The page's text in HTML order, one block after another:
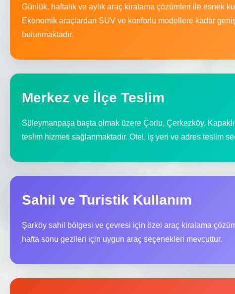
Günlük, haftalık ve aylık araç kiralama çözümleri ile esnek
Ekonomik araçlardan SUV ve konforlu modellere kadar
bulunmaktadır.
Merkez ve İlçe Teslim
Süleymanpaşa başta olmak üzere Çorlu, Çerkezköy,
teslim hizmeti sağlanmaktadır. Otel, iş yeri ve adres teslim
Sahil ve Turistik Kullanım
Şarköy sahil bölgesi ve çevresi için özel araç kiralama
hafta sonu gezileri için uygun araç seçenekleri mevcuttur.